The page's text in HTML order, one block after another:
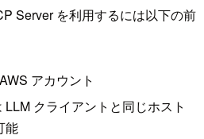
Server を利用するには以下の前
アカウント
クライアントと同じホスト
能